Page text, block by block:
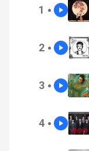
1 ●
2 ●
3 ●
4 ●